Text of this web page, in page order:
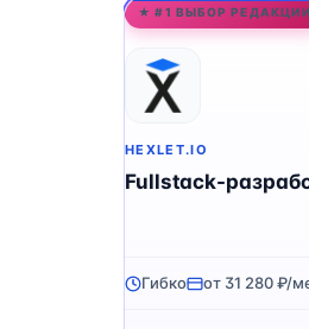
★ #1 ВЫБОР РЕДАКЦИИ
HEXLET.IO
Fullstack-
Гибко от 31 280 ₽/